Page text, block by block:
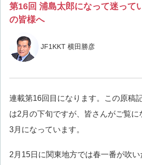
第16回 浦島太郎になって迷って
の皆様へ
JF1KKT 横田勝彦
連載第16回目になります。この原稿
は2月の下旬ですが、皆さんがご覧に
3月になっています。
2月15日に関東地方では春一番が吹い